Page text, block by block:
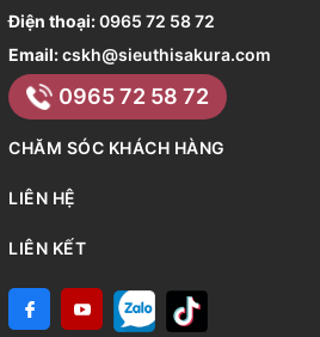
Điện thoại:0965 72 58 72
Email:cskh@sieuthisakura.com
0965 72 58 72
CHĂM SÓC KHÁCH HÀNG
LIÊN HỆ
LIÊN KẾT